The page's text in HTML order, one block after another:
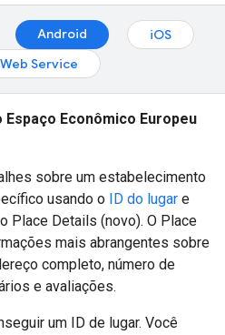
Android
iOS
Web Service
Econômico Europeu
sobre um estabelecimento
usando o ID do lugar e
Place Details (novo). O Place
mais abrangentes sobre
completo, número de
e avaliações.
um ID de lugar. Você